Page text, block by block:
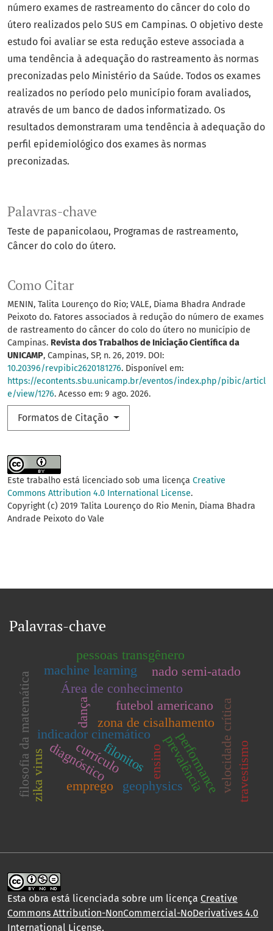
Palavras-chave
Teste de papanicolaou Programas de rastreamento
Câncer do colo do útero.
Como Citar
MENIN, Talita Lourenço do Rio; VALE, Diama Bhadra Andrade
Peixoto do. Fatores associados à redução do número de exames
de rastreamento do câncer do colo do útero no município de
Campinas. Revista dos Trabalhos de Iniciação Científica da
UNICAMP, Campinas, SP, n. 26, 2019. DOI:
10.20396/revpibic2620181276. Disponível em:
https://econtents.sbu.unicamp.br/eventos/index.php/pibic/articl
e/view/1276. Acesso em: 9 ago. 2026.
Formatos de Citação
número exames de rastreamento do câncer do colo do
útero realizados pelo SUS em Campinas. O objetivo deste
estudo foi avaliar se esta redução esteve associada a
uma tendência à adequação do rastreamento às normas
preconizadas pelo Ministério da Saúde. Todos os exames
realizados no período pelo município foram avaliados,
através de um banco de dados informatizado. Os
resultados demonstraram uma tendência à adequação do
perfil epidemiológico dos exames às normas
preconizadas.
Este trabalho está licenciado sob uma licença Creative
Commons Attribution 4.0 International License.
Copyright (c) 2019 Talita Lourenço do Rio Menin, Diama Bhadra
Andrade Peixoto do Vale
Palavras-chave
zona de cisalhamento
indicador cinemático
filonitos
dança
ensino
Área de conhecimento
nado semi-atado
velocidade crítica
performance
futebol americano
diagnóstico
machine learning
geophysics
pessoas transgênero
travestismo
currículo
filosofia da matemática prevalência
emprego
zika virus
Esta obra está licenciada sobre um licença Creative
Commons Attribution-NonCommercial-NoDerivatives 4.0
International License.